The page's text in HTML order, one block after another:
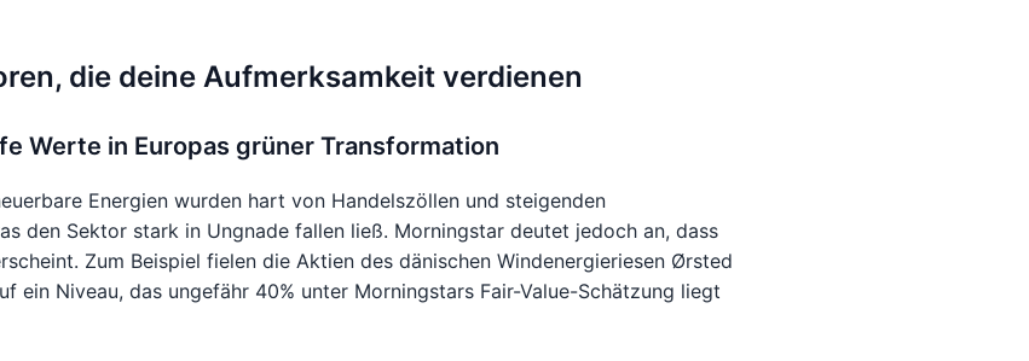
die deine Aufmerksamkeit verdienen
Werte in Europas grüner Transformation
Energien wurden hart von Handelszöllen und steigenden
den Sektor stark in Ungnade fallen ließ. Morningstar deutet jedoch an, dass
Zum Beispiel fielen die Aktien des dänischen Windenergieriesen Ørsted
ein Niveau, das ungefähr 40% unter Morningstars Fair-Value-Schätzung liegt